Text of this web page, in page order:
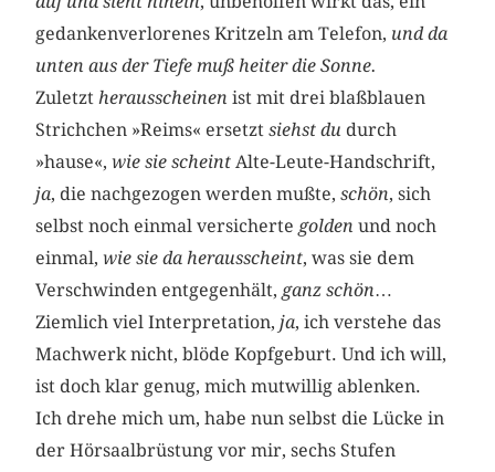
gedankenverlorenes Kritzeln am Telefon, und da
unten aus der Tiefe muß heiter die Sonne.
Zuletztherausscheinen ist mit drei blaßblauen
Strichchen »Reims« ersetztsiehst du durch
»hause«,wie sie scheintAlte-Leute-Handschrift,
ja, die nachgezogen werden mußte,schön, sich
selbst noch einmal versicherte goldenund noch
einmal,wie sie da herausscheint, was sie dem
Verschwinden entgegenhält, ganz schön…
Ziemlich viel Interpretation,ja, ich verstehe das
Machwerk nicht, blöde Kopfgeburt. Und ich will,
ist doch klar genug, mich mutwillig ablenken.
Ich drehe mich um, habe nun selbst die Lücke in
der Hörsaalbrüstung vor mir, sechs Stufen